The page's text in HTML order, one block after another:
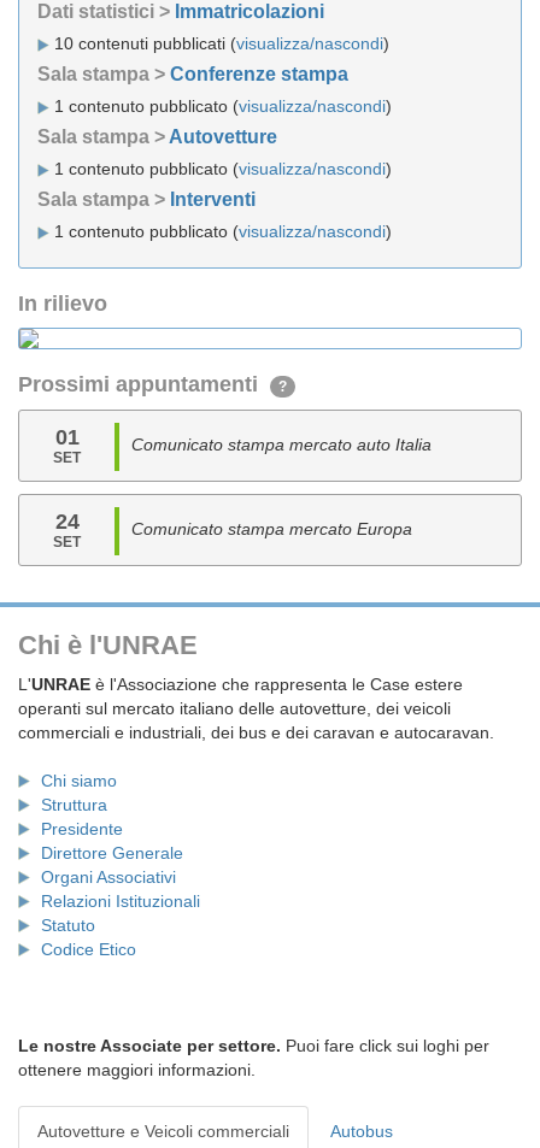
Dati statistici > Immatricolazioni
10 contenuti pubblicati (visualizza/nascondi)
Sala stampa > Conferenze stampa
1 contenuto pubblicato (visualizza/nascondi)
Sala stampa > Autovetture
1 contenuto pubblicato (visualizza/nascondi)
Sala stampa > Interventi
1 contenuto pubblicato (visualizza/nascondi)
In rilievo
Prossimi appuntamenti ?
01
SET
Comunicato stampa mercato auto Italia
24
SET
Comunicato stampa mercato Europa
Chi è l'UNRAE
L'UNRAE è l'Associazione che rappresenta le Case estere
operanti sul mercato italiano delle autovetture, dei veicoli
commerciali e industriali, dei bus e dei caravan e autocaravan.
Chi siamo
Struttura
Presidente
Direttore Generale
Organi Associativi
Relazioni Istituzionali
Statuto
Codice Etico
Le nostre Associate per settore. Puoi fare click sui loghi per
ottenere maggiori informazioni.
Autovetture e Veicoli commerciali Autobus